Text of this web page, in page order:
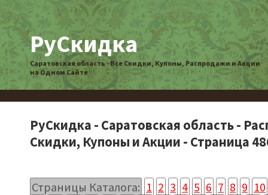
РуСкидка
Саратовская область - Все Скидки, Купоны, Распродажи и Акции
на Одном Сайте
РуСкидка - Саратовская область -
Скидки, Купоны и Акции - Страница
Страницы Каталога: 1 2 3 4 5 6 7 8 9 10